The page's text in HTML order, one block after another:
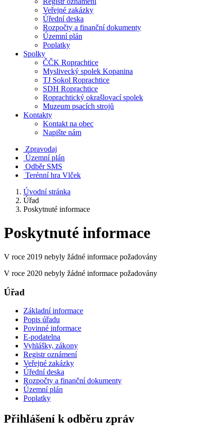
Veřejné zakázky
Úřední deska
Rozpočty a finanční dokumenty
Územní plán
Poplatky
Spolky
ČČK Roprachtice
Myslivecký spolek Kopanina
TJ Sokol Roprachtice
SDH Roprachtice
Roprachtický okrašlovací spolek
Muzeum psacích strojů
Kontakty
Kontakt na obec
Napište nám
Zpravodaj
Územní plán
Odběr SMS
Terénní hra Vlček
Úvodní stránka
Úřad
Poskytnuté informace
Poskytnuté informace
V roce 2019 nebyly žádné informace požadovány
V roce 2020 nebyly žádné informace požadovány
Úřad
Základní informace
Popis úřadu
Povinné informace
E-podatelna
Vyhlášky, zákony
Registr oznámení
Veřejné zakázky
Úřední deska
Rozpočty a finanční dokumenty
Územní plán
Poplatky
Přihlášení k odběru zpráv